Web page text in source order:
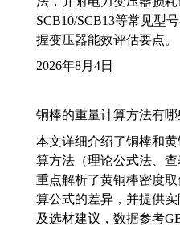
SCB10/SCB13等常见型
握变压器能效评估要点。
2026年8月4日
铜棒的重量计算方法有哪
本文详细介绍了铜棒和
算方法（理论公式法、查
重点解析了黄铜棒密度取
算公式的差异，并提供
及选材建议，数据参考